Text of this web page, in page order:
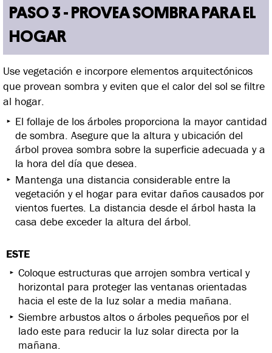
PASO 3 - PROVEA SOMBRA PARA EL
HOGAR
Use vegetación e incorpore elementos arquitectónicos
que provean sombra y eviten que el calor del sol se filtre
al hogar.
El follaje de los árboles proporciona la mayor cantidad
de sombra. Asegure que la altura y ubicación del
árbol provea sombra sobre la superficie adecuada y a
la hora del día que desea.
Mantenga una distancia considerable entre la
vegetación y el hogar para evitar daños causados por
vientos fuertes. La distancia desde el árbol hasta la
casa debe exceder la altura del árbol.
ESTE
Coloque estructuras que arrojen sombra vertical y
horizontal para proteger las ventanas orientadas
hacia el este de la luz solar a media mañana.
Siembre arbustos altos o árboles pequeños por el
lado este para reducir la luz solar directa por la
mañana.